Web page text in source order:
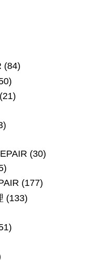
(84)
(21)
(30)
(177)
(133)